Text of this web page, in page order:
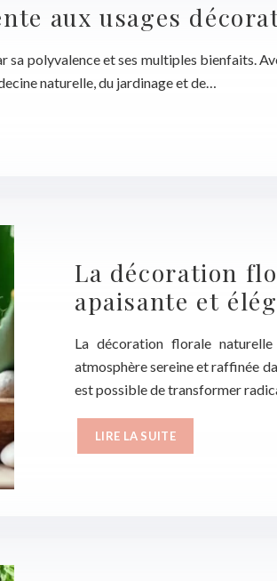
aux usages
sa polyvalence et ses multiples bienfaits.
naturelle, du jardinage et de…
La décoration
apaisante et
La décoration florale
atmosphère sereine et raffinée
est possible de transformer
LIRE LA SUITE